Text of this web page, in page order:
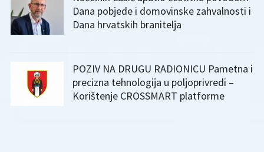
Dana pobjede i domovinske zahvalnosti i
Dana hrvatskih branitelja
POZIV NA DRUGU RADIONICU Pametna i
precizna tehnologija u poljoprivredi –
Korištenje CROSSMART platforme